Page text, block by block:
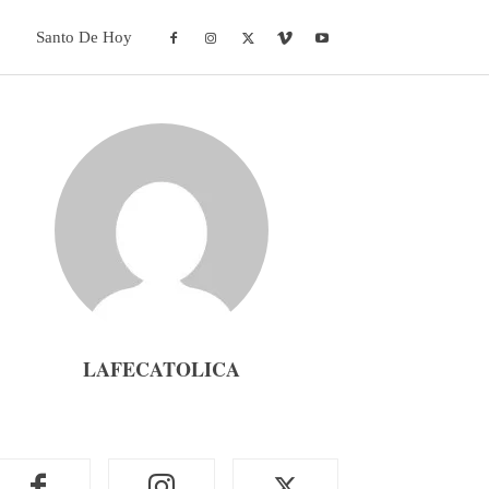
Santo De Hoy
LAFECATOLICA